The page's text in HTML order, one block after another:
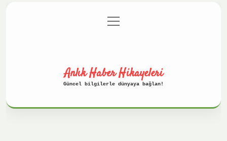
Gizlilik Politikası
menüyü
aç
Anlık Haber Hikayeleri
Güncel bilgilerle dünyaya bağlan!